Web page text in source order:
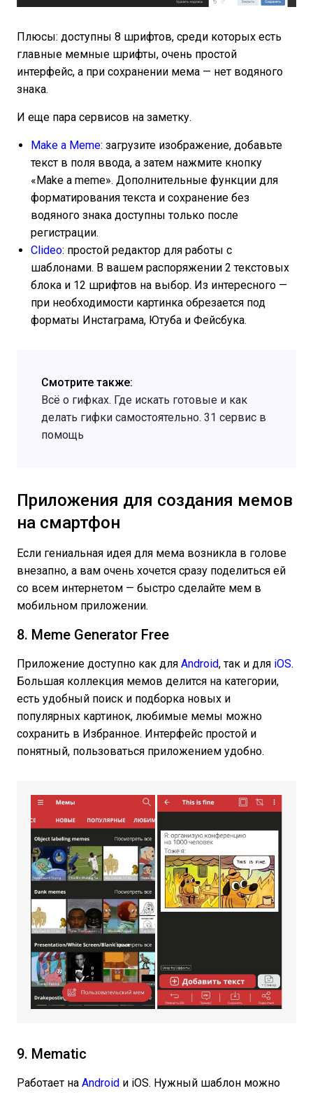
Плюсы: доступны 8 шрифтов, среди которых есть
главные мемные шрифты, очень простой
интерфейс, а при сохранении мема — нет водяного
знака.
И еще пара сервисов на заметку.
Make a Meme: загрузите изображение, добавьте
текст в поля ввода, а затем нажмите кнопку
«Make a meme». Дополнительные функции для
форматирования текста и сохранение без
водяного знака доступны только после
регистрации.
Clideo: простой редактор для работы с
шаблонами. В вашем распоряжении 2 текстовых
блока и 12 шрифтов на выбор. Из интересного —
при необходимости картинка обрезается под
форматы Инстаграма, Ютуба и Фейсбука.
Смотрите также:
Всё о гифках. Где искать готовые и как
делать гифки самостоятельно. 31 сервис в
помощь
Приложения для создания мемов
на смартфон
Если гениальная идея для мема возникла в голове
внезапно, а вам очень хочется сразу поделиться ей
со всем интернетом — быстро сделайте мем в
мобильном приложении.
8. Meme Generator Free
Приложение доступно как для Android, так и для iOS.
Большая коллекция мемов делится на категории,
есть удобный поиск и подборка новых и
популярных картинок, любимые мемы можно
сохранить в Избранное. Интерфейс простой и
понятный, пользоваться приложением удобно.
9. Mematic
Работает на Android и iOS. Нужный шаблон можно